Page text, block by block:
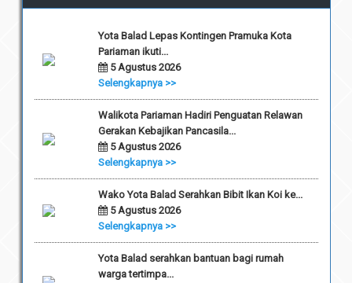
Yota Balad Lepas Kontingen Pramuka Kota
Pariaman ikuti...
5 Agustus 2026
Selengkapnya >>
Walikota Pariaman Hadiri Penguatan Relawan
Gerakan Kebajikan Pancasila...
5 Agustus 2026
Selengkapnya >>
Wako Yota Balad Serahkan Bibit Ikan Koi ke...
5 Agustus 2026
Selengkapnya >>
Yota Balad serahkan bantuan bagi rumah
warga tertimpa...